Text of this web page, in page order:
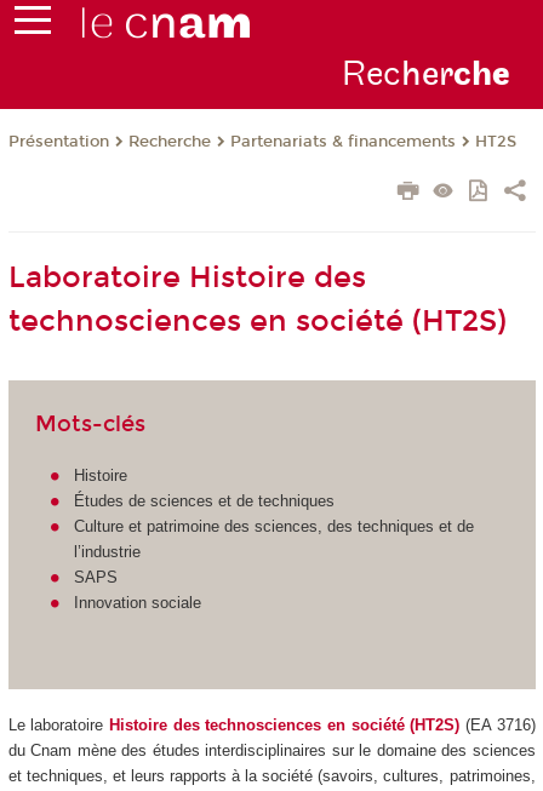
Recherche
Présentation Recherche Partenariats & financements HT2S
Laboratoire Histoire des
technosciences en société (HT2S)
Mots-clés
Histoire
Études de sciences et de techniques
Culture et patrimoine des sciences, des techniques et de
l’industrie
SAPS
Innovation sociale
Le laboratoire Histoire des technosciences en société (HT2S) (EA 3716)
du Cnam mène des études interdisciplinaires sur le domaine des sciences
et techniques, et leurs rapports à la société (savoirs, cultures, patrimoines,